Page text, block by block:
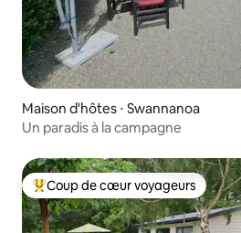
Maison d'hôtes ⋅ Swannanoa
Un paradis à la campagne
Coups de cœur voyageurs les plus
Coup de cœur voyageurs